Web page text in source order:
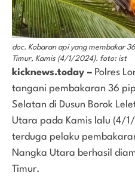
doc. Kobaran api yang membakar
Timur, Kamis (4/1/2024). foto: ist
kicknews.today – Polres
tangani pembakaran 36
Selatan di Dusun Borok
Utara pada Kamis lalu (4/
terduga pelaku
Nangka Utara berhasil
Timur.